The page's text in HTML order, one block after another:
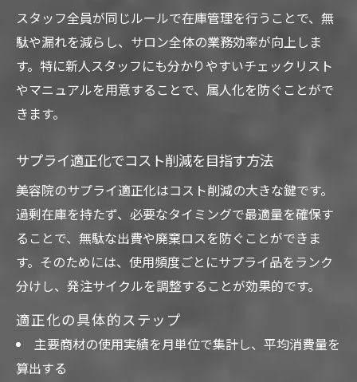
スタッフ全員が同じルールで在庫管理を行うことで、無
駄や漏れを減らし、サロン全体の業務効率が向上しま
す。特に新人スタッフにも分かりやすいチェックリスト
やマニュアルを用意することで、属人化を防ぐことがで
きます。
サプライ適正化でコスト削減を目指す方法
美容院のサプライ適正化はコスト削減の大きな鍵です。
過剰在庫を持たず、必要なタイミングで最適量を確保す
ることで、無駄な出費や廃棄ロスを防ぐことができま
す。そのためには、使用頻度ごとにサプライ品をランク
分けし、発注サイクルを調整することが効果的です。
適正化の具体的ステップ
主要商材の使用実績を月単位で集計し、平均消費量を
算出する